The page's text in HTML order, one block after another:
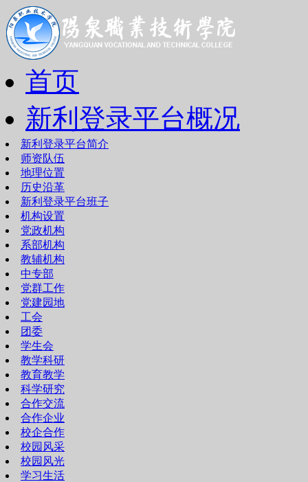
首页
新利登录平台概况
新利登录平台简介
师资队伍
地理位置
历史沿革
新利登录平台班子
机构设置
党政机构
系部机构
教辅机构
中专部
党群工作
党建园地
工会
团委
学生会
教学科研
教育教学
科学研究
合作交流
合作企业
校企合作
校园风采
校园风光
学习生活